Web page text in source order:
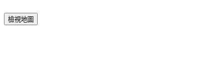
檢視地圖